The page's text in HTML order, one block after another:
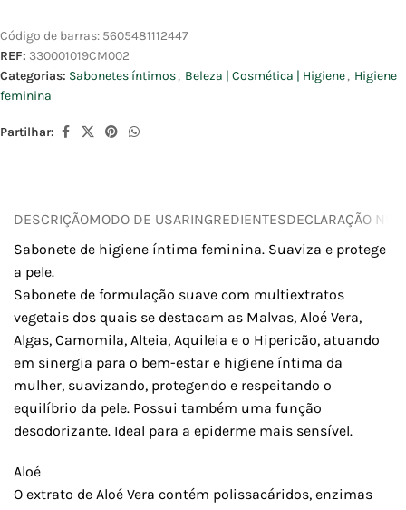
Código de barras: 5605481112447
REF: 330001019CM002
Categorias: Sabonetes íntimos, Beleza | Cosmética | Higiene, Higiene
feminina
Partilhar:
DESCRIÇÃOMODO DE USARINGREDIENTESDECLARAÇÃO
Sabonete de higiene íntima feminina. Suaviza e protege
a pele.
Sabonete de formulação suave com multiextratos
vegetais dos quais se destacam as Malvas, Aloé Vera,
Algas, Camomila, Alteia, Aquileia e o Hipericão, atuando
em sinergia para o bem-estar e higiene íntima da
mulher, suavizando, protegendo e respeitando o
equilíbrio da pele. Possui também uma função
desodorizante. Ideal para a epiderme mais sensível.
Aloé
O extrato de Aloé Vera contém polissacáridos, enzimas